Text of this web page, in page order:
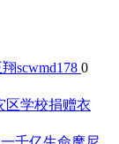
scwmd178 0
区学校捐赠衣